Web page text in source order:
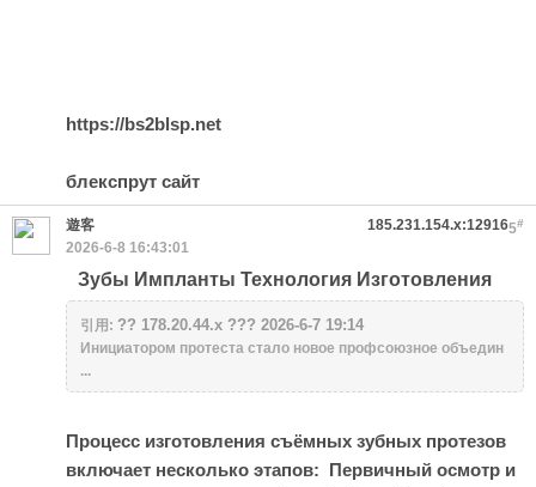
https://bs2blsp.net
блекспрут сайт
5#
遊客
185.231.154.x:12916
2026-6-8 16:43:01
Зубы Импланты Технология Изготовления
引用: ?? 178.20.44.x ??? 2026-6-7 19:14
Инициатором протеста стало новое профсоюзное объедин
...
Процесс изготовления съёмных зубных протезов
включает несколько этапов: Первичный осмотр и